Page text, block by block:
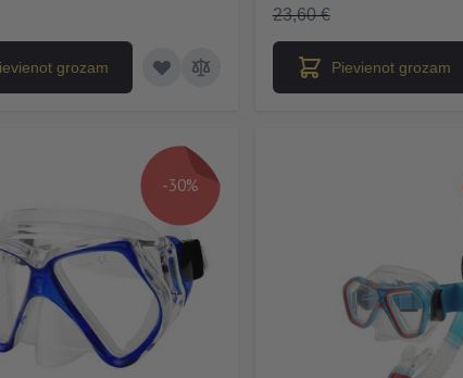
grozam
23,60 €
Pievienot grozam
-30%